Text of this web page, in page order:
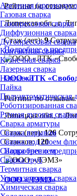
Аргонная
Газовая сварка
Газопрессовая сварка
Диффузионная сварка
Дугопрессовая сварка
Контактная сварка
Кузнечная сварка
Лазерная сварка
Наплавка
Пайка
Полуавтоматическая
Роботизированная
Ручная дуговая сварка
Сварка арматуры
Сварка взрывом
Сварка под слоем
Сварка трением
Сварка труб
Термитная сварка
Ультразвуковая сварка
Химическая сварка
Рейтинг по
Липецкая обл., г.
Стаж (лет):9
Подробнее о
ООО «ЛТК
Рейтинг по
Липецкая обл., г.
Стаж (лет):126
Станков:120
Подробнее о
ООО «ЛЭМЗ»